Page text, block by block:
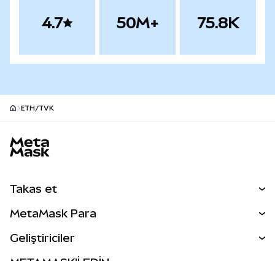
4.7 50M+ 75.8K
ETH/TVK
Takas et
Perps
MetaMask Para
Geliştiriciler